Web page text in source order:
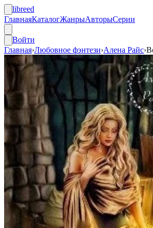
libreed
ГлавнаяКаталогЖанрыАвторыСерии
Войти
Главная›Любовное фэнтези›Алена Райс›